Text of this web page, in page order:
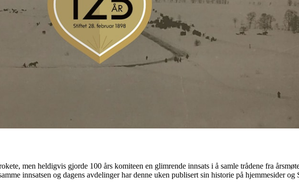
men heldigvis gjorde 100 års komiteen en glimrende innsats i å samle trådene fra
innsatsen og dagens avdelinger har denne uken publisert sin historie på hjemmesider og